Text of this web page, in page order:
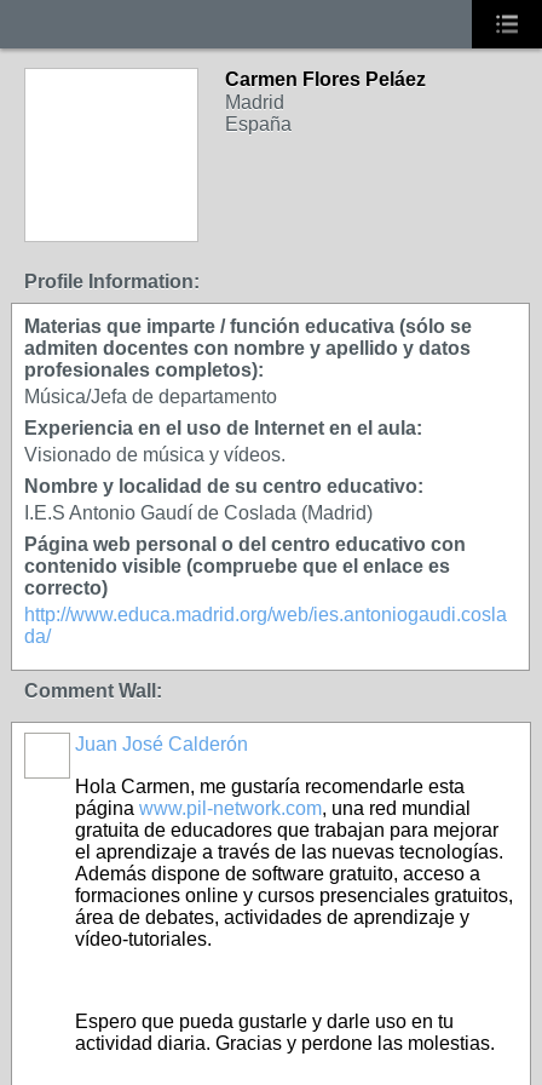
Carmen Flores Peláez
Madrid
España
Profile Information:
Materias que imparte / función educativa (sólo se
admiten docentes con nombre y apellido y datos
profesionales completos):
Música/Jefa de departamento
Experiencia en el uso de Internet en el aula:
Visionado de música y vídeos.
Nombre y localidad de su centro educativo:
I.E.S Antonio Gaudí de Coslada (Madrid)
Página web personal o del centro educativo con
contenido visible (compruebe que el enlace es
correcto)
http://www.educa.madrid.org/web/ies.antoniogaudi.cosla
da/
Comment Wall:
Juan José Calderón
Hola Carmen, me gustaría recomendarle esta
página www.pil-network.com, una red mundial
gratuita de educadores que trabajan para mejorar
el aprendizaje a través de las nuevas tecnologías.
Además dispone de software gratuito, acceso a
formaciones online y cursos presenciales gratuitos,
área de debates, actividades de aprendizaje y
vídeo-tutoriales.
Espero que pueda gustarle y darle uso en tu
actividad diaria. Gracias y perdone las molestias.